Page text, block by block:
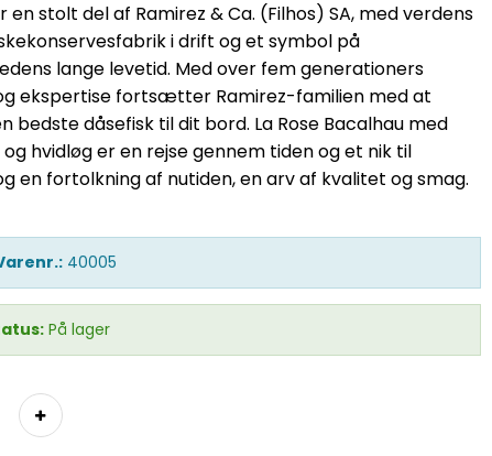
en stolt del af Ramirez & Ca. (Filhos) SA, med verdens
i drift og et symbol på
lange levetid. Med over fem generationers
ekspertise fortsætter Ramirez-familien med at
bedste dåsefisk til dit bord. La Rose Bacalhau med
hvidløg er en rejse gennem tiden og et nik til
en fortolkning af nutiden, en arv af kvalitet og smag.
40005
På lager